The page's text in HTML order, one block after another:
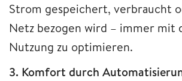
Strom gespeichert, verbraucht
Netz bezogen wird – immer mit
Nutzung zu optimieren.
3. Komfort durch